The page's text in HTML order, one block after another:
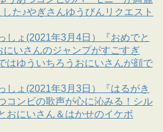
た♪やぎさんゆうびんリクエスト
しょ(2021年3月4日）『おめでと
にいさんのジャンプがすごすぎ
はゆういちろうおにいさんが顔で
しょ(2021年3月3日）『はるがき
コンビの歌声が心に沁みる！シル
おにいさん＆はかせのイケボ